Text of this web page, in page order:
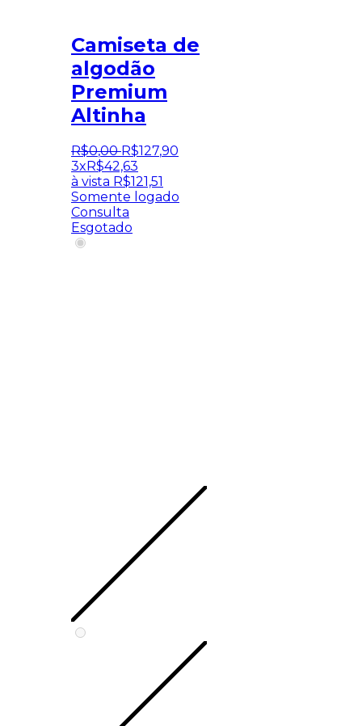
Camiseta de
algodão
Premium
Altinha
R$0,00 R$127,90
3x R$42,63
à vista R$121,51
Somente logado
Consulta
Esgotado